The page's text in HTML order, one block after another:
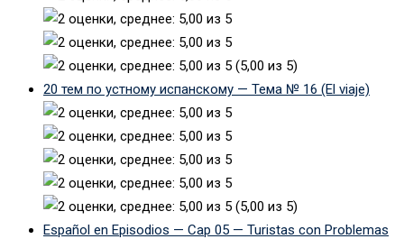
(5,00 из 5)
20 тем по устному испанскому — Тема № 16 (El viaje)
(5,00 из 5)
Español en Episodios — Cap 05 — Turistas con Problemas